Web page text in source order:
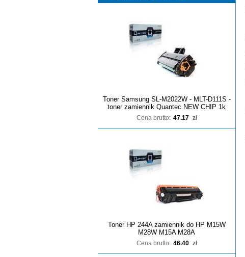
Toner Samsung SL-M2022W - MLT-D111S -
toner zamiennik Quantec NEW CHIP 1k
Cena brutto: 47.17 zł
Toner HP 244A zamiennik do HP M15W
M28W M15A M28A
Cena brutto: 46.40 zł